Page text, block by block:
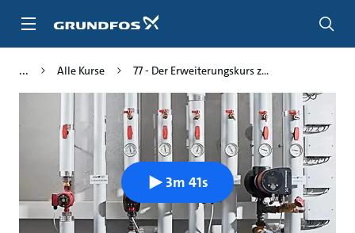
Inhalt
Alle Kurse 77 - Der Erweiterungskurs z...
3m 41s